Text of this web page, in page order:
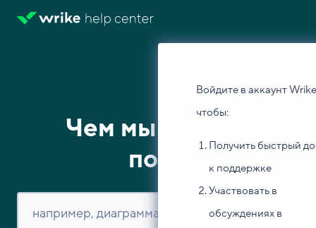
Войдите в аккаунт
чтобы:
Получить быстрый
к поддержке
Участвовать в
обсуждениях в
Чем мы можем вам
помочь?